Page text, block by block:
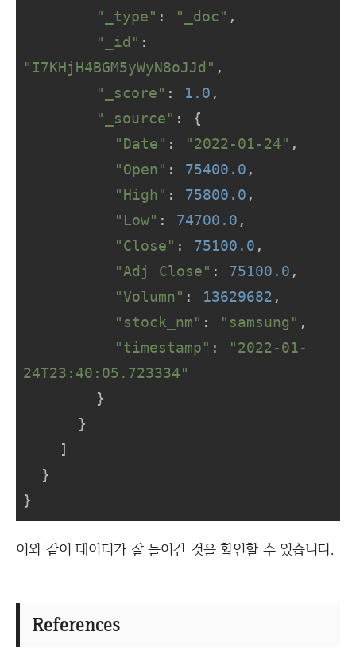
"_type" : "_doc" ,
"_id"
"I7KHjH4BGM5yWyN8oJJd" ,
"_score" : 1.0 ,
"_source" : {
"Date" : "2022-01-24" ,
"Open" : 75400.0 ,
"High" : 75800.0 ,
"Low" : 74700.0 ,
"Close" : 75100.0 ,
"Adj Close" : 75100.0 ,
"Volumn" : 13629682 ,
"stock_nm" : "samsung" ,
"timestamp" :
"2022-01-
24T23:40:05.723334"
}
이와 같이 데이터가 잘 들어간 것을 확인할 수 있습니다.
References